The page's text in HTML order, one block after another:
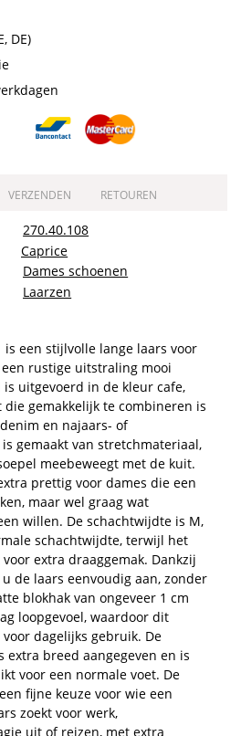
DE)
VERZENDEN RETOUREN
270.40.108
Caprice
Dames schoenen
Laarzen
is een stijlvolle lange laars voor
rustige uitstraling mooi
uitgevoerd in de kleur cafe,
gemakkelijk te combineren is
en najaars- of
gemaakt van stretchmateriaal,
meebeweegt met de kuit.
prettig voor dames die een
maar wel graag wat
willen. De schachtwijdte is M,
schachtwijdte, terwijl het
extra draaggemak. Dankzij
de laars eenvoudig aan, zonder
blokhak van ongeveer 1 cm
loopgevoel, waardoor dit
dagelijks gebruik. De
extra breed aangegeven en is
voor een normale voet. De
fijne keuze voor wie een
zoekt voor werk,
uit of reizen, met extra